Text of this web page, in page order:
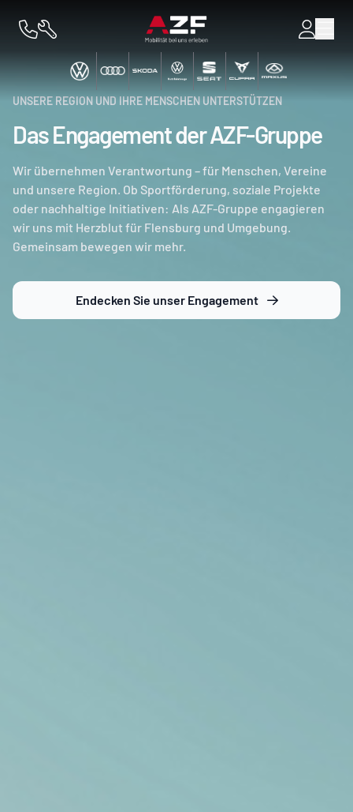
UNSERE REGION UND IHRE MENSCHEN UNTERSTÜTZEN
Das Engagement der AZF-Gruppe
Wir übernehmen Verantwortung – für Menschen, Vereine
und unsere Region. Ob Sportförderung, soziale Projekte
oder nachhaltige Initiativen: Als AZF-Gruppe engagieren
wir uns mit Herzblut für Flensburg und Umgebung.
Gemeinsam bewegen wir mehr.
Endecken Sie unser Engagement